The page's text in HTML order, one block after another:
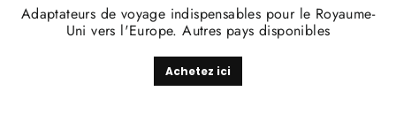
Adaptateurs de voyage indispensables pour le Royaume-
Uni vers l'Europe. Autres pays disponibles
Achetez ici